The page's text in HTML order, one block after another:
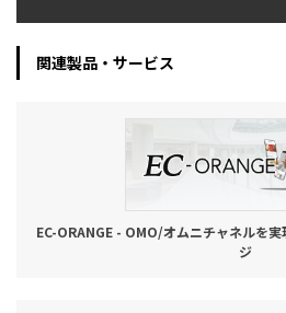
関連製品・サービス
EC-ORANGE - OMO/オムニチャネルを
ジ